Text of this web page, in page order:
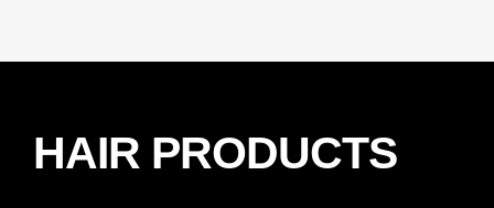
HAIR PRODUCTS